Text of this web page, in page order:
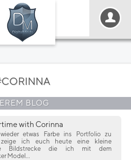
BLOG
with Corinna
etwas Farbe ins Portfolio zu
zeige ich euch heute eine kleine
Bildstrecke die ich mit dem
Model...